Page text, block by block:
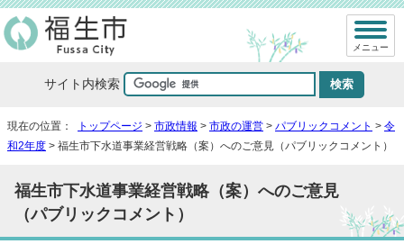
サイト内検索
メニュー
現在の位置： トップページ > 市政情報 > 市政の運営 > パブリックコメント > 令
和2年度 > 福生市下水道事業経営戦略（案）へのご意見（パブリックコメント）
福生市下水道事業経営戦略（案）へのご意見
（パブリックコメント）